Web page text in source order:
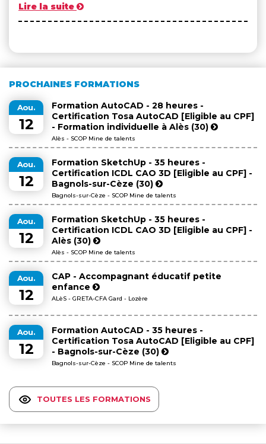
Lire la suite
PROCHAINES FORMATIONS
Aou.
12
Formation AutoCAD - 28 heures -
Certification Tosa AutoCAD [Eligible au CPF]
- Formation individuelle à Alès (30)
Alès - SCOP Mine de talents
Aou.
12
Formation SketchUp - 35 heures -
Certification ICDL CAO 3D [Eligible au CPF] -
Bagnols-sur-Cèze (30)
Bagnols-sur-Cèze - SCOP Mine de talents
Aou.
12
Formation SketchUp - 35 heures -
Certification ICDL CAO 3D [Eligible au CPF] -
Alès (30)
Alès - SCOP Mine de talents
Aou.
12
CAP - Accompagnant éducatif petite
enfance
ALèS - GRETA-CFA Gard - Lozère
Aou.
12
Formation AutoCAD - 35 heures -
Certification Tosa AutoCAD [Eligible au CPF]
- Bagnols-sur-Cèze (30)
Bagnols-sur-Cèze - SCOP Mine de talents
TOUTES LES FORMATIONS